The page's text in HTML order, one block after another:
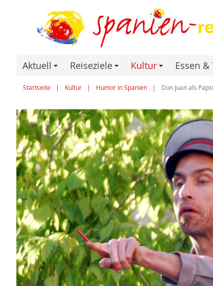
Aktuell Reiseziele Kultur Essen &
Startseite Kultur Humor in Spanien Don Juan als